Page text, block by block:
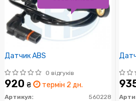
Датчик ABS
0 відгуків
920 ₴ термін 2 дн.
Артикул:
560228